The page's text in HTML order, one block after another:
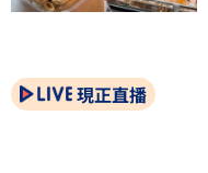
現正直播